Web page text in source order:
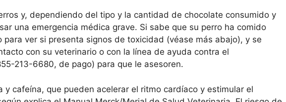
y, dependiendo del tipo y la cantidad de chocolate consumido y
una emergencia médica grave. Si sabe que su perro ha comido
ver si presenta signos de toxicidad (véase más abajo), y se
con su veterinario o con la línea de ayuda contra el
213-6680, de pago) para que le asesoren.
y cafeína, que pueden acelerar el ritmo cardíaco y estimular el